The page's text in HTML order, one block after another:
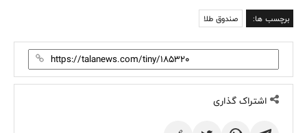
برچسب ها: صندوق طلا
اشتراک گذاری